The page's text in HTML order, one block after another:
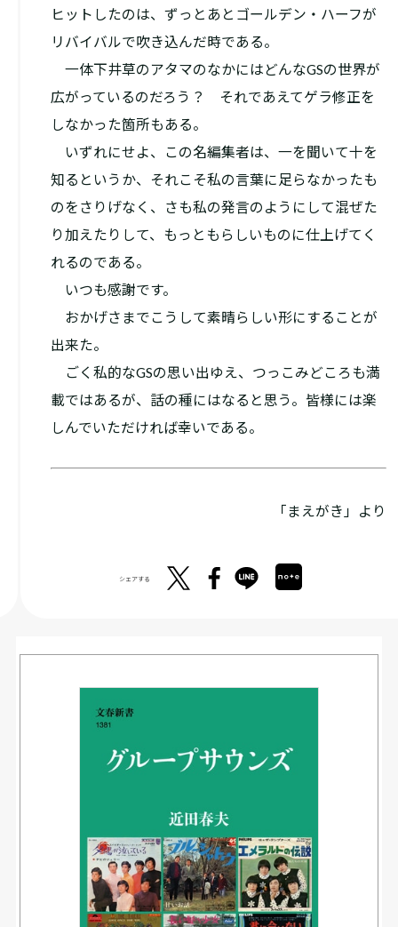
ヒットしたのは、ずっとあとゴールデン・ハーフが
リバイバルで吹き込んだ時である。
一体下井草のアタマのなかにはどんなGSの世界が
広がっているのだろう？ それであえてゲラ修正を
しなかった箇所もある。
いずれにせよ、この名編集者は、一を聞いて十を
知るというか、それこそ私の言葉に足らなかったも
のをさりげなく、さも私の発言のようにして混ぜた
り加えたりして、もっともらしいものに仕上げてく
れるのである。
いつも感謝です。
おかげさまでこうして素晴らしい形にすることが
出来た。
ごく私的なGSの思い出ゆえ、つっこみどころも満
載ではあるが、話の種にはなると思う。皆様には楽
しんでいただければ幸いである。
「まえがき」より
シェアする